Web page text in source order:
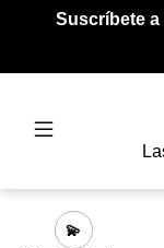
Suscríbete a
💫